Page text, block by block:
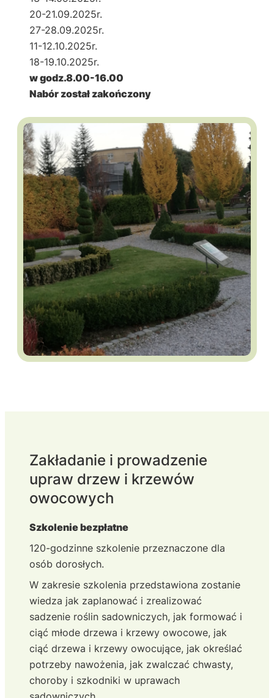
20-21.09.2025r.
27-28.09.2025r.
11-12.10.2025r.
18-19.10.2025r.
w godz.8.00-16.00
Nabór został zakończony
Zakładanie i prowadzenie
upraw drzew i krzewów
owocowych
Szkolenie bezpłatne
120-godzinne szkolenie przeznaczone dla
osób dorosłych.
W zakresie szkolenia przedstawiona zostanie
wiedza jak zaplanować i zrealizować
sadzenie roślin sadowniczych, jak formować i
ciąć młode drzewa i krzewy owocowe, jak
ciąć drzewa i krzewy owocujące, jak określać
potrzeby nawożenia, jak zwalczać chwasty,
choroby i szkodniki w uprawach